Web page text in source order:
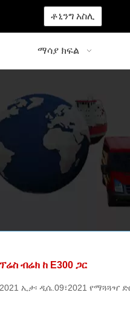
ቶኒንግ አስሊ
ማሳያ ክፍል
ብሬክ ከ E300 ጋር
ኢታ፡ ዲሴ.09፣2021 የማጓጓዣ